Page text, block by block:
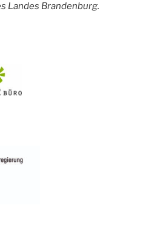
Landes Brandenburg.